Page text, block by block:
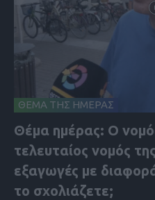
ΘΕΜΑ ΤΗΣ ΗΜΕΡΑΣ
Θέμα ημέρας: Ο
τελευταίος νομός
εξαγωγές με
το σχολιάζετε;